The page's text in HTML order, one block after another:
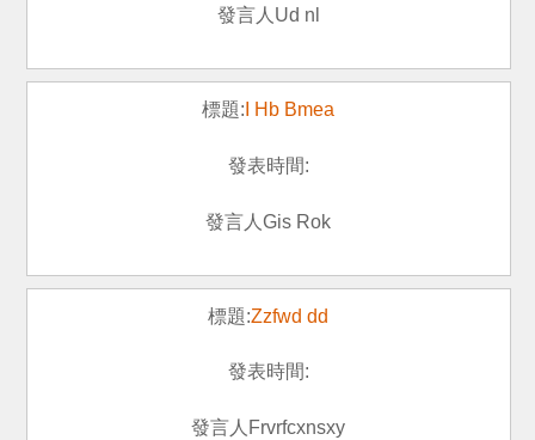
Ud nl
I Hb Bmea
Gis Rok
Zzfwd dd
Frvrfcxnsxy